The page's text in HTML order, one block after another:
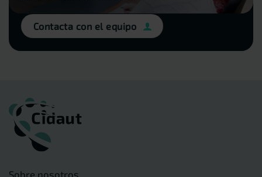
Contacta con el equipo
Sobre nosotros